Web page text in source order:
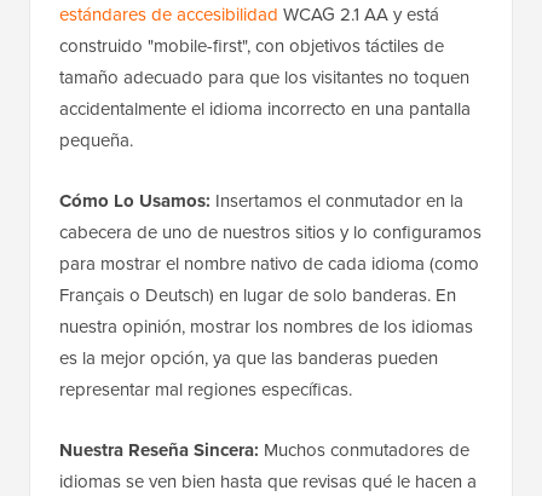
estándares de accesibilidad WCAG 2.1 AA y está
construido "mobile-first", con objetivos táctiles de
tamaño adecuado para que los visitantes no toquen
accidentalmente el idioma incorrecto en una pantalla
pequeña.
Cómo Lo Usamos: Insertamos el conmutador en la
cabecera de uno de nuestros sitios y lo configuramos
para mostrar el nombre nativo de cada idioma (como
Français o Deutsch) en lugar de solo banderas. En
nuestra opinión, mostrar los nombres de los idiomas
es la mejor opción, ya que las banderas pueden
representar mal regiones específicas.
Nuestra Reseña Sincera: Muchos conmutadores de
idiomas se ven bien hasta que revisas qué le hacen a